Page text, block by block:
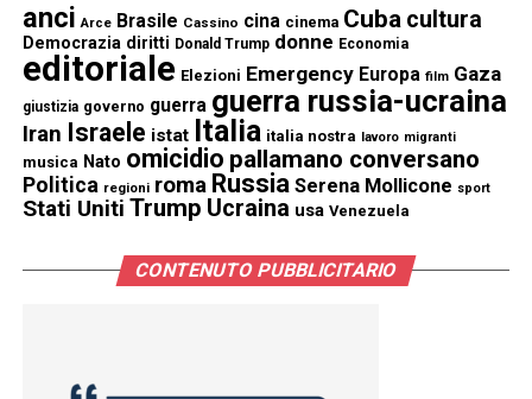
anci Arce Brasile Cassino cina cinema Cuba cultura
Democrazia diritti Donald Trump donne Economia
editoriale Elezioni Emergency Europa film Gaza
giustizia governo guerra guerra russia-ucraina
Iran Israele istat Italia italia nostra lavoro migranti
musica Nato omicidio pallamano conversano
Politica regioni roma Russia Serena Mollicone sport
Stati Uniti Trump Ucraina usa Venezuela
CONTENUTO PUBBLICITARIO